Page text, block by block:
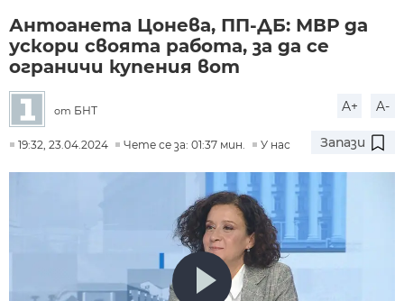
Антоанета Цонева, ПП-ДБ: МВР да
ускори своята работа, за да се
ограничи купения вот
от БНТ A+ A-
19:32, 23.04.2024 Чете се за: 01:37 мин. У нас Запази